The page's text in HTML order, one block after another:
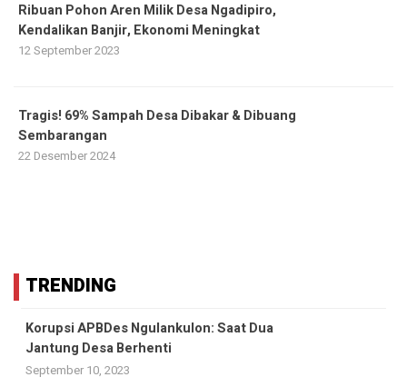
Ribuan Pohon Aren Milik Desa Ngadipiro,
Kendalikan Banjir, Ekonomi Meningkat
12 September 2023
Tragis! 69% Sampah Desa Dibakar & Dibuang
Sembarangan
22 Desember 2024
TRENDING
Korupsi APBDes Ngulankulon: Saat Dua
Jantung Desa Berhenti
September 10, 2023